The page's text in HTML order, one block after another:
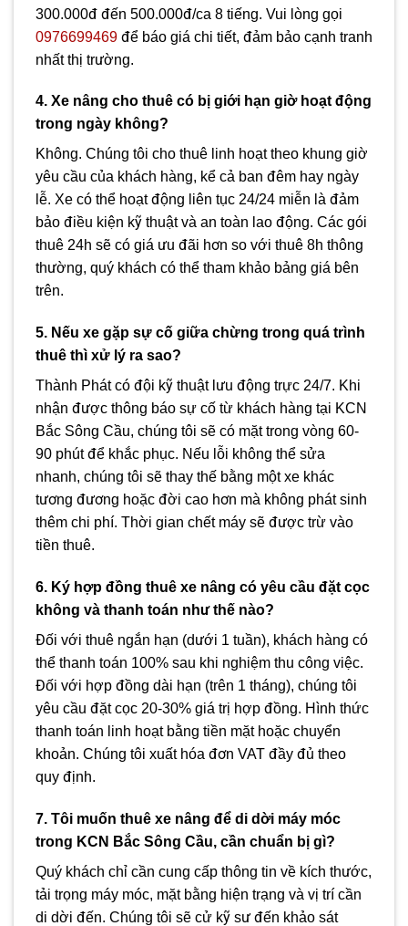
300.000đ đến 500.000đ/ca 8 tiếng. Vui lòng gọi
0976699469 để báo giá chi tiết, đảm bảo cạnh tranh
nhất thị trường.
4. Xe nâng cho thuê có bị giới hạn giờ hoạt động
trong ngày không?
Không. Chúng tôi cho thuê linh hoạt theo khung giờ
yêu cầu của khách hàng, kể cả ban đêm hay ngày
lễ. Xe có thể hoạt động liên tục 24/24 miễn là đảm
bảo điều kiện kỹ thuật và an toàn lao động. Các gói
thuê 24h sẽ có giá ưu đãi hơn so với thuê 8h thông
thường, quý khách có thể tham khảo bảng giá bên
trên.
5. Nếu xe gặp sự cố giữa chừng trong quá trình
thuê thì xử lý ra sao?
Thành Phát có đội kỹ thuật lưu động trực 24/7. Khi
nhận được thông báo sự cố từ khách hàng tại KCN
Bắc Sông Cầu, chúng tôi sẽ có mặt trong vòng 60-
90 phút để khắc phục. Nếu lỗi không thể sửa
nhanh, chúng tôi sẽ thay thế bằng một xe khác
tương đương hoặc đời cao hơn mà không phát sinh
thêm chi phí. Thời gian chết máy sẽ được trừ vào
tiền thuê.
6. Ký hợp đồng thuê xe nâng có yêu cầu đặt cọc
không và thanh toán như thế nào?
Đối với thuê ngắn hạn (dưới 1 tuần), khách hàng có
thể thanh toán 100% sau khi nghiệm thu công việc.
Đối với hợp đồng dài hạn (trên 1 tháng), chúng tôi
yêu cầu đặt cọc 20-30% giá trị hợp đồng. Hình thức
thanh toán linh hoạt bằng tiền mặt hoặc chuyển
khoản. Chúng tôi xuất hóa đơn VAT đầy đủ theo
quy định.
7. Tôi muốn thuê xe nâng để di dời máy móc
trong KCN Bắc Sông Cầu, cần chuẩn bị gì?
Quý khách chỉ cần cung cấp thông tin về kích thước,
tải trọng máy móc, mặt bằng hiện trạng và vị trí cần
di dời đến. Chúng tôi sẽ cử kỹ sư đến khảo sát